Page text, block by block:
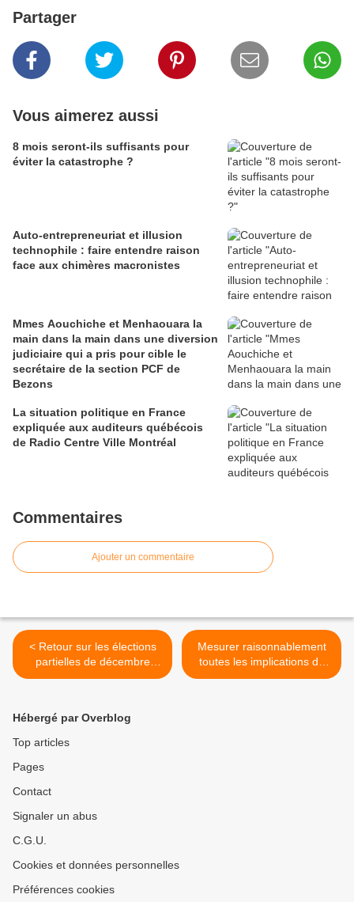
Partager
Vous aimerez aussi
8 mois seront-ils suffisants pour
éviter la catastrophe ?
Auto-entrepreneuriat et illusion
technophile : faire entendre raison
face aux chimères macronistes
Mmes Aouchiche et Menhaouara la
main dans la main dans une diversion
judiciaire qui a pris pour cible le
secrétaire de la section PCF de
Bezons
La situation politique en France
expliquée aux auditeurs québécois
de Radio Centre Ville Montréal
Commentaires
Ajouter un commentaire
< Retour sur les élections
partielles de décembre
2012
Mesurer raisonnablement
toutes les implications de
notre engagement au Mali
Hébergé par Overblog
Top articles
Pages
Contact
Signaler un abus
C.G.U.
Cookies et données personnelles
Préférences cookies